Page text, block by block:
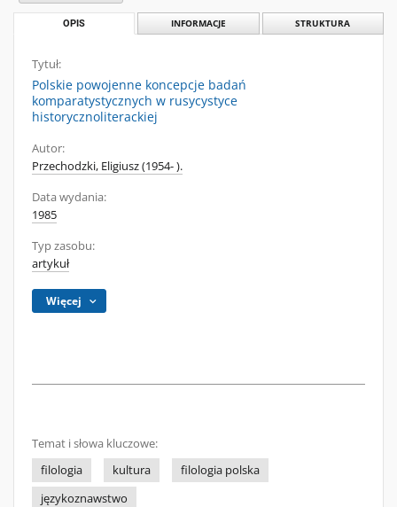
OPIS INFORMACJE STRUKTURA
Tytuł:
Polskie powojenne koncepcje badań
komparatystycznych w rusycystyce
historycznoliterackiej
Autor:
Przechodzki, Eligiusz (1954- ).
Data wydania:
1985
Typ zasobu:
artykuł
Więcej
Temat i słowa kluczowe:
filologia
kultura
filologia polska
językoznawstwo